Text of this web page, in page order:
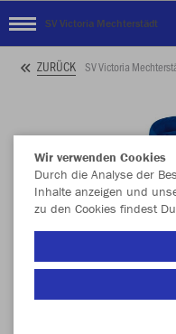
SV Victoria Mechterstädt
ZURÜCK SV Victoria
Wir verwenden Cookies
Durch die Analyse der
Inhalte anzeigen und
zu den Cookies findest